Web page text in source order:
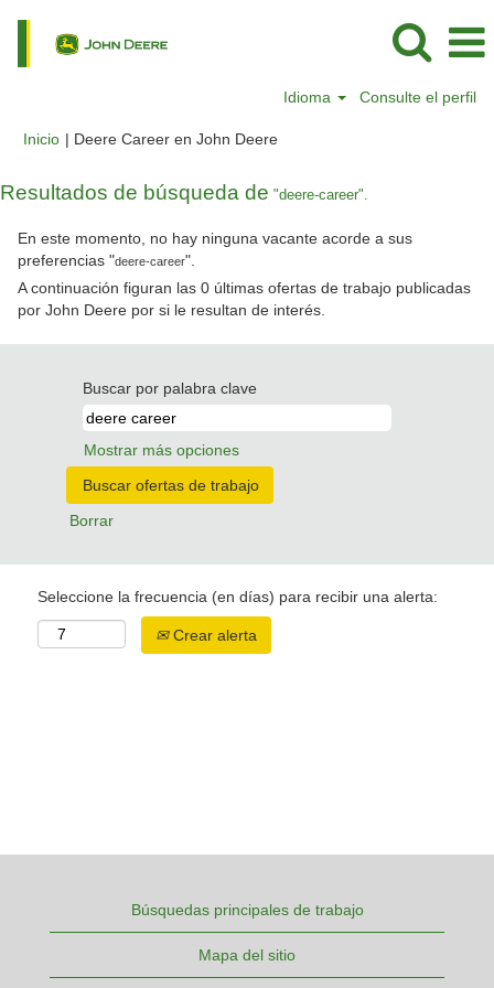
Idioma Consulte el perfil
Inicio | Deere Career en John Deere(página
Resultados de búsqueda de "deere-career".
En este momento, no hay ninguna vacante acorde a sus
preferencias "deere-career".
A continuación figuran las 0 últimas ofertas de trabajo publicadas
por John Deere por si le resultan de interés.
Buscar por palabra clave
Mostrar más opciones
Borrar
Seleccione la frecuencia (en días) para recibir una alerta:
Crear alerta
Búsquedas principales de trabajo
Mapa del sitio